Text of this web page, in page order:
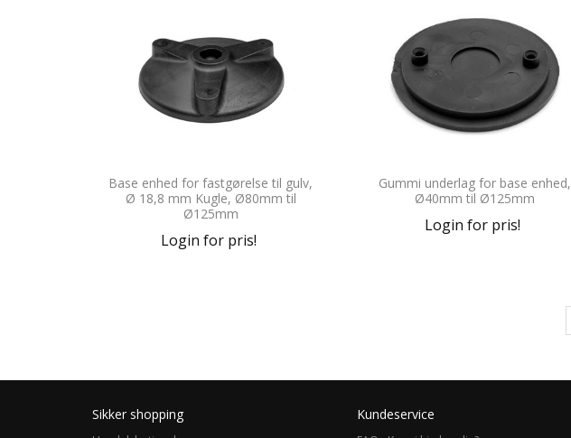
Base enhed for fastgørelse til gulv,
Ø 18,8 mm Kugle, Ø80mm til
Ø125mm
Login for pris!
Gummi underlag for base enhed,
Ø40mm til Ø125mm
Login for pris!
Sikker shopping Kundeservice